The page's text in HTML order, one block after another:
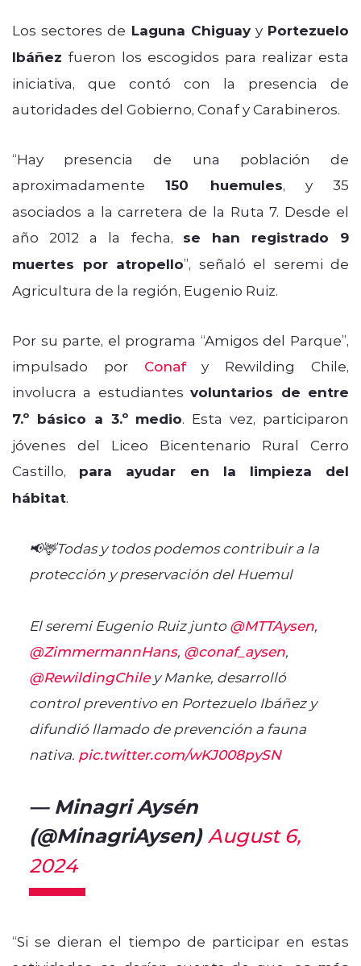
Los sectores de Laguna Chiguayy Portezuelo
Ibáñez fueron los escogidos para realizar esta
iniciativa, que contó con la presencia de
autoridades del Gobierno, Conaf y Carabineros.
“Hay presencia de una población de
aproximadamente150 huemules, y 35
asociados a la carretera de la Ruta 7. Desde el
año 2012 a la fecha, se han registrado 9
muertes por atropello”, señaló el seremi de
Agricultura de la región, Eugenio Ruiz.
Por su parte, el programa “Amigos del Parque”,
impulsado por Conafy Rewilding Chile,
involucra a estudiantesvoluntarios de entre
7.º básico a 3.º medio. Esta vez, participaron
jóvenes del Liceo Bicentenario Rural Cerro
Castillo, para ayudar en la limpieza del
hábitat.
📢🦌Todas y todos podemos contribuir a la
protección y preservación del Huemul
El seremi Eugenio Ruiz junto@MTTAysen,
@ZimmermannHans, @conaf_aysen,
@RewildingChiley Manke, desarrolló
control preventivo en Portezuelo Ibáñez y
difundió llamado de prevención a fauna
nativa. pic.twitter.com/wKJ008pySN
— Minagri Aysén
(@MinagriAysen) August 6,
2024
“Si se dieran el tiempo de participar en estas